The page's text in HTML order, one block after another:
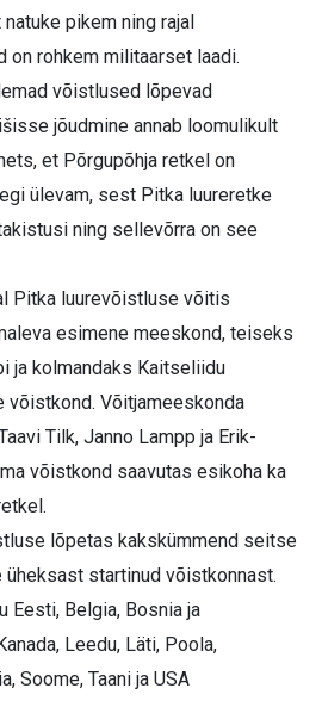
pikem ning rajal
on rohkem militaarset laadi.
võistlused lõpevad
jõudmine annab loomulikult
et Põrgupõhja retkel on
ülevam, sest Pitka luureretke
ning sellevõrra on see
Pitka luurevõistluse võitis
esimene meeskond, teiseks
ja kolmandaks Kaitseliidu
võistkond. Võitjameeskonda
Tilk, Janno Lampp ja Erik-
võistkond saavutas esikoha ka
lõpetas kakskümmend seitse
üheksast startinud võistkonnast.
Eesti, Belgia, Bosnia ja
Leedu, Läti, Poola,
Soome, Taani ja USA